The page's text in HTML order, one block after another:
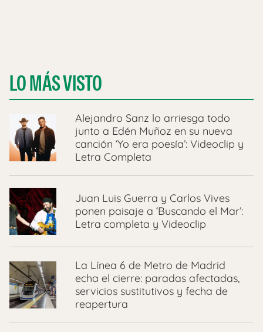
LO MÁS VISTO
Alejandro Sanz lo arriesga todo
junto a Edén Muñoz en su nueva
canción ‘Yo era poesía’: Videoclip y
Letra Completa
Juan Luis Guerra y Carlos Vives
ponen paisaje a ‘Buscando el Mar’:
Letra completa y Videoclip
La Línea 6 de Metro de Madrid
echa el cierre: paradas afectadas,
servicios sustitutivos y fecha de
reapertura